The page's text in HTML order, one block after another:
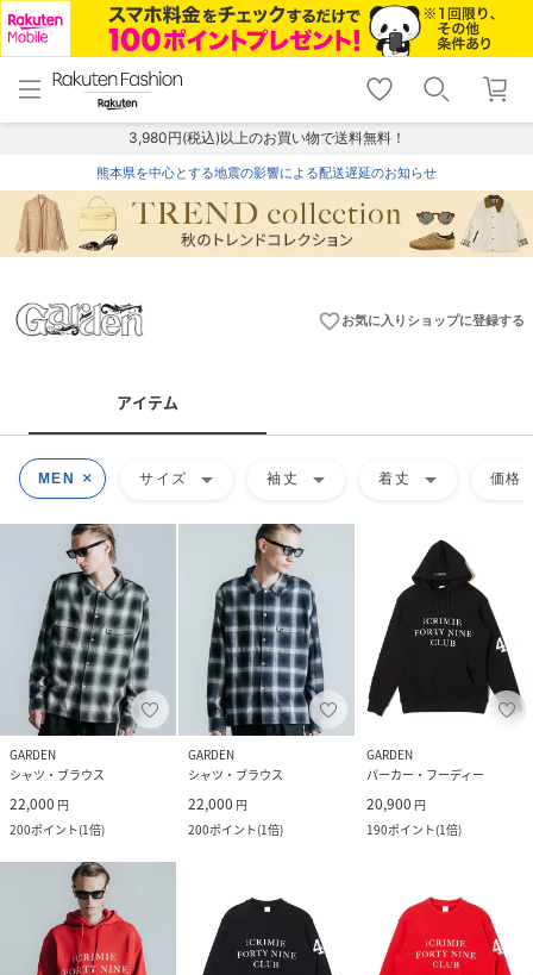
menu home
トップ
shopping_cart lock_outline
ログイン
3,980円(税込)以上のお買い物で送料無料！
熊本県を中心とする地震の影響による配送遅延のお知らせ
favorite_borderお気に入りショップに登録する
アイテム
MEN サイズ arrow_drop_down 袖丈 arrow_drop_down 着丈 arrow_drop_down 価格
GARDEN
シャツ・ブラウス
22,000 円
200ポイント(1倍)
GARDEN
シャツ・ブラウス
22,000 円
200ポイント(1倍)
GARDEN
パーカー・フーディー
20,900 円
190ポイント(1倍)